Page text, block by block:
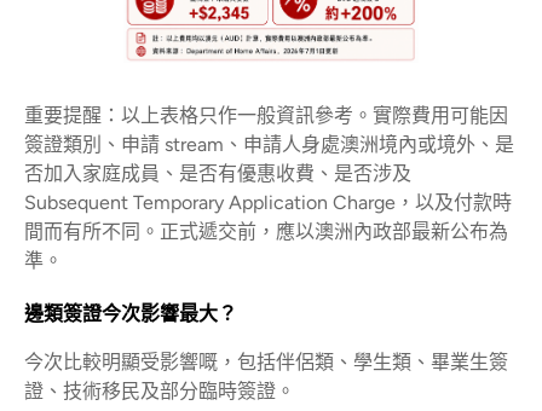
重要提醒：以上表格只作一般資訊參考。實際費用可能因
簽證類別、申請 stream、申請人身處澳洲境內或境外、是
否加入家庭成員、是否有優惠收費、是否涉及
Subsequent Temporary Application Charge，以及付款時
間而有所不同。正式遞交前，應以澳洲內政部最新公布為
準。
邊類簽證今次影響最大？
今次比較明顯受影響嘅，包括伴侶類、學生類、畢業生簽
證、技術移民及部分臨時簽證。